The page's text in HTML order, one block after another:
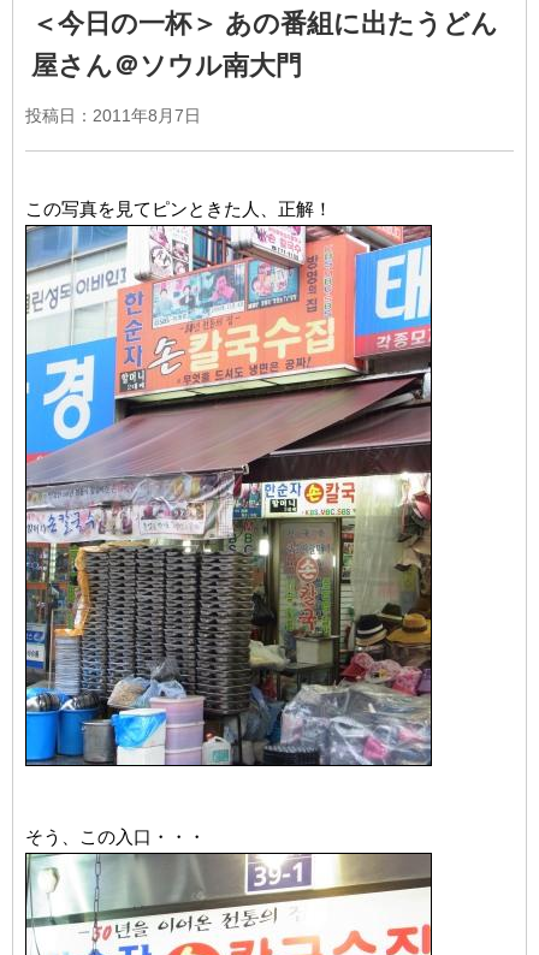
＜今日の一杯＞ あの番組に出たうどん
屋さん＠ソウル南大門
投稿日：2011年8月7日
この写真を見てピンときた人、正解！
そう、この入口・・・